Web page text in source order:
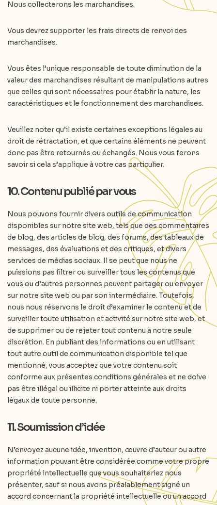
Nous collecterons les marchandises.
Vous devrez supporter les frais directs de renvoi des
marchandises.
Vous êtes l’unique responsable de toute diminution de la
valeur des marchandises résultant de manipulations autres
que celles qui sont nécessaires pour établir la nature, les
caractéristiques et le fonctionnement des marchandises.
Veuillez noter qu’il existe certaines exceptions légales au
droit de rétractation, et que certains éléments ne peuvent
donc pas être retournés ou échangés. Nous vous ferons
savoir si cela s’applique à votre cas particulier.
10. Contenu publié par vous
Nous pouvons fournir divers outils de communication
disponibles sur notre site web, tels que des commentaires
de blog, des articles de blog, des forums, des tableaux de
messages, des évaluations et des critiques, et divers
services de médias sociaux. Il se peut que nous ne
puissions pas filtrer ou surveiller tous les contenus que
vous ou d’autres personnes peuvent partager ou envoyer
sur notre site web ou par son intermédiaire. Toutefois,
nous nous réservons le droit d’examiner le contenu et de
surveiller toute utilisation et activité sur notre site web, et
de supprimer ou de rejeter tout contenu à notre seule
discrétion. En publiant des informations ou en utilisant
tout autre outil de communication disponible tel que
mentionné, vous acceptez que votre contenu soit
conforme aux présentes conditions générales et ne doive
pas être illégal ou illicite ni porter atteinte aux droits
légaux de toute personne.
11. Soumission d’idée
N’envoyez aucune idée, invention, œuvre d’auteur ou autre
information pouvant être considérée comme votre propre
propriété intellectuelle que vous souhaiteriez nous
présenter, sauf si nous avons préalablement signé un
accord concernant la propriété intellectuelle ou un accord